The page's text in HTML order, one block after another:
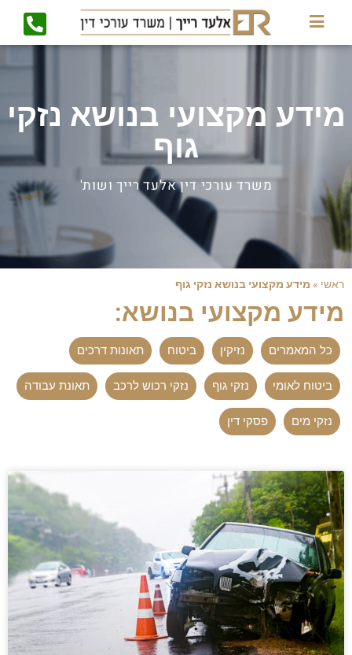
מידע מקצועי בנושא נזקי
גוף
משרד עורכי דין אלעד רייך ושות'
ראשי » מידע מקצועי בנושא נזקי גוף
מידע מקצועי בנושא:
כל המאמרים נזיקין ביטוח תאונות דרכים
ביטוח לאומי נזקי גוף נזקי רכוש לרכב תאונת עבודה
נזקי מים פסקי דין